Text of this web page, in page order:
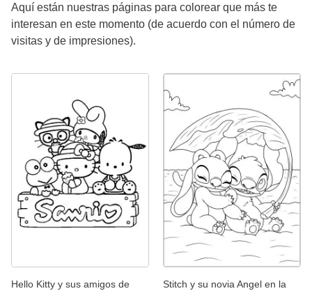
Aquí están nuestras páginas para colorear que más te
interesan en este momento (de acuerdo con el número de
visitas y de impresiones).
Hello Kitty y sus amigos de
Stitch y su novia Angel en la